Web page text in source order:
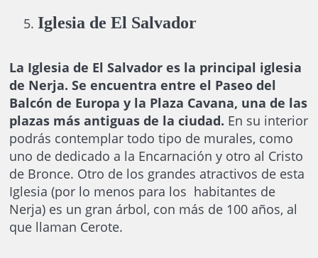
Iglesia de El Salvador
La Iglesia de El Salvador es la principal iglesia
de Nerja. Se encuentra entre el Paseo del
Balcón de Europa y la Plaza Cavana, una de las
plazas más antiguas de la ciudad. En su interior
podrás contemplar todo tipo de murales, como
uno de dedicado a la Encarnación y otro al Cristo
de Bronce. Otro de los grandes atractivos de esta
Iglesia (por lo menos para los habitantes de
Nerja) es un gran árbol, con más de 100 años, al
que llaman Cerote.